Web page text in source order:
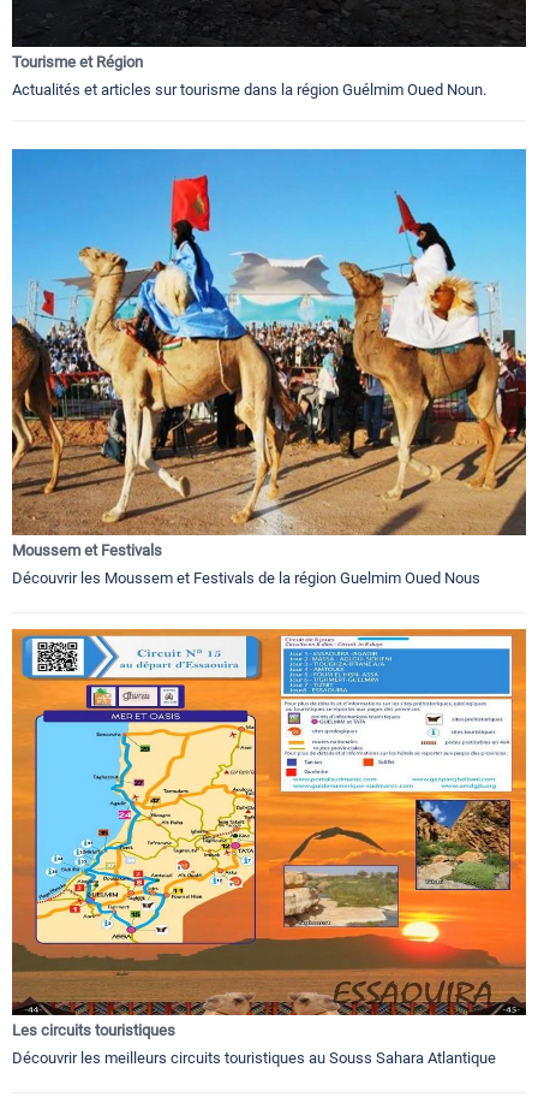
Tourisme et Région
Actualités et articles sur tourisme dans la région Guélmim Oued Noun.
Moussem et Festivals
Découvrir les Moussem et Festivals de la région Guelmim Oued Nous
Les circuits touristiques
Découvrir les meilleurs circuits touristiques au Souss Sahara Atlantique